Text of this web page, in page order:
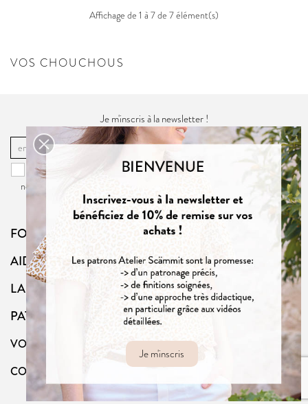
Affichage de 1 à 7 de 7 élément(s)
VOS CHOUCHOUS
Je m'inscris à la newsletter !
OK
Vous pouvez vous désinscrire à tout moment. Vous trouverez pour cela
nos informations de contact dans la
du site.
FOLLOW US
AIDE
LA BOUTIQUE
PATRONS
VOTRE COMPTE
CONTACT
Je m'inscris